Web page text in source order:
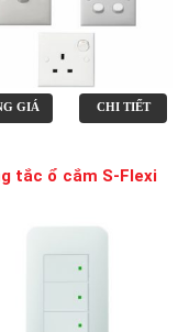
GIÁ CHI TIẾT
tắc ổ cắm S-Flexi